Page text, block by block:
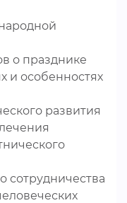
о празднике
и особенностях
развития
сотрудничества